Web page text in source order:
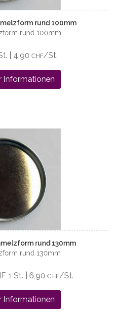
rund 100mm
rund 100mm
| 4,90 CHF/St.
Informationen
rund 130mm
rund 130mm
1 St. | 6,90 CHF/St.
Informationen